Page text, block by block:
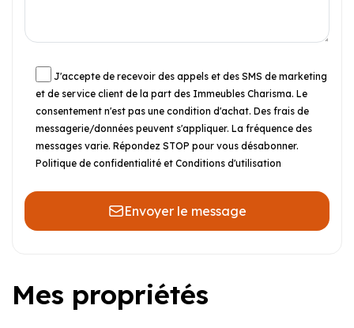
J'accepte de recevoir des appels et des SMS de marketing
et de service client de la part des Immeubles Charisma. Le
consentement n'est pas une condition d'achat. Des frais de
messagerie/données peuvent s'appliquer. La fréquence des
messages varie. Répondez STOP pour vous désabonner.
Politique de confidentialité et Conditions d'utilisation
Envoyer le message
Mes propriétés